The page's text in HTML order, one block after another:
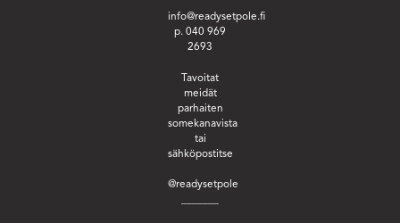
info@readysetpole.fi
p. 040 969
2693
Tavoitat
meidät
parhaiten
somekanavista
tai
sähköpostitse
@readysetpole